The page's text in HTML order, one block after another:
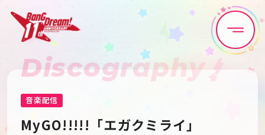
Home News
Live•Event
Discography
音楽配信
MyGO!!!!!「エガクミライ」